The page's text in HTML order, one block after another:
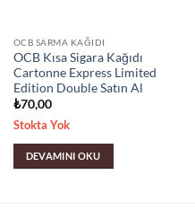
OCB SARMA KAĞIDI
OCB Kısa Sigara Kağıdı
Cartonne Express Limited
Edition Double Satın Al
₺70,00
Stokta Yok
DEVAMINI OKU